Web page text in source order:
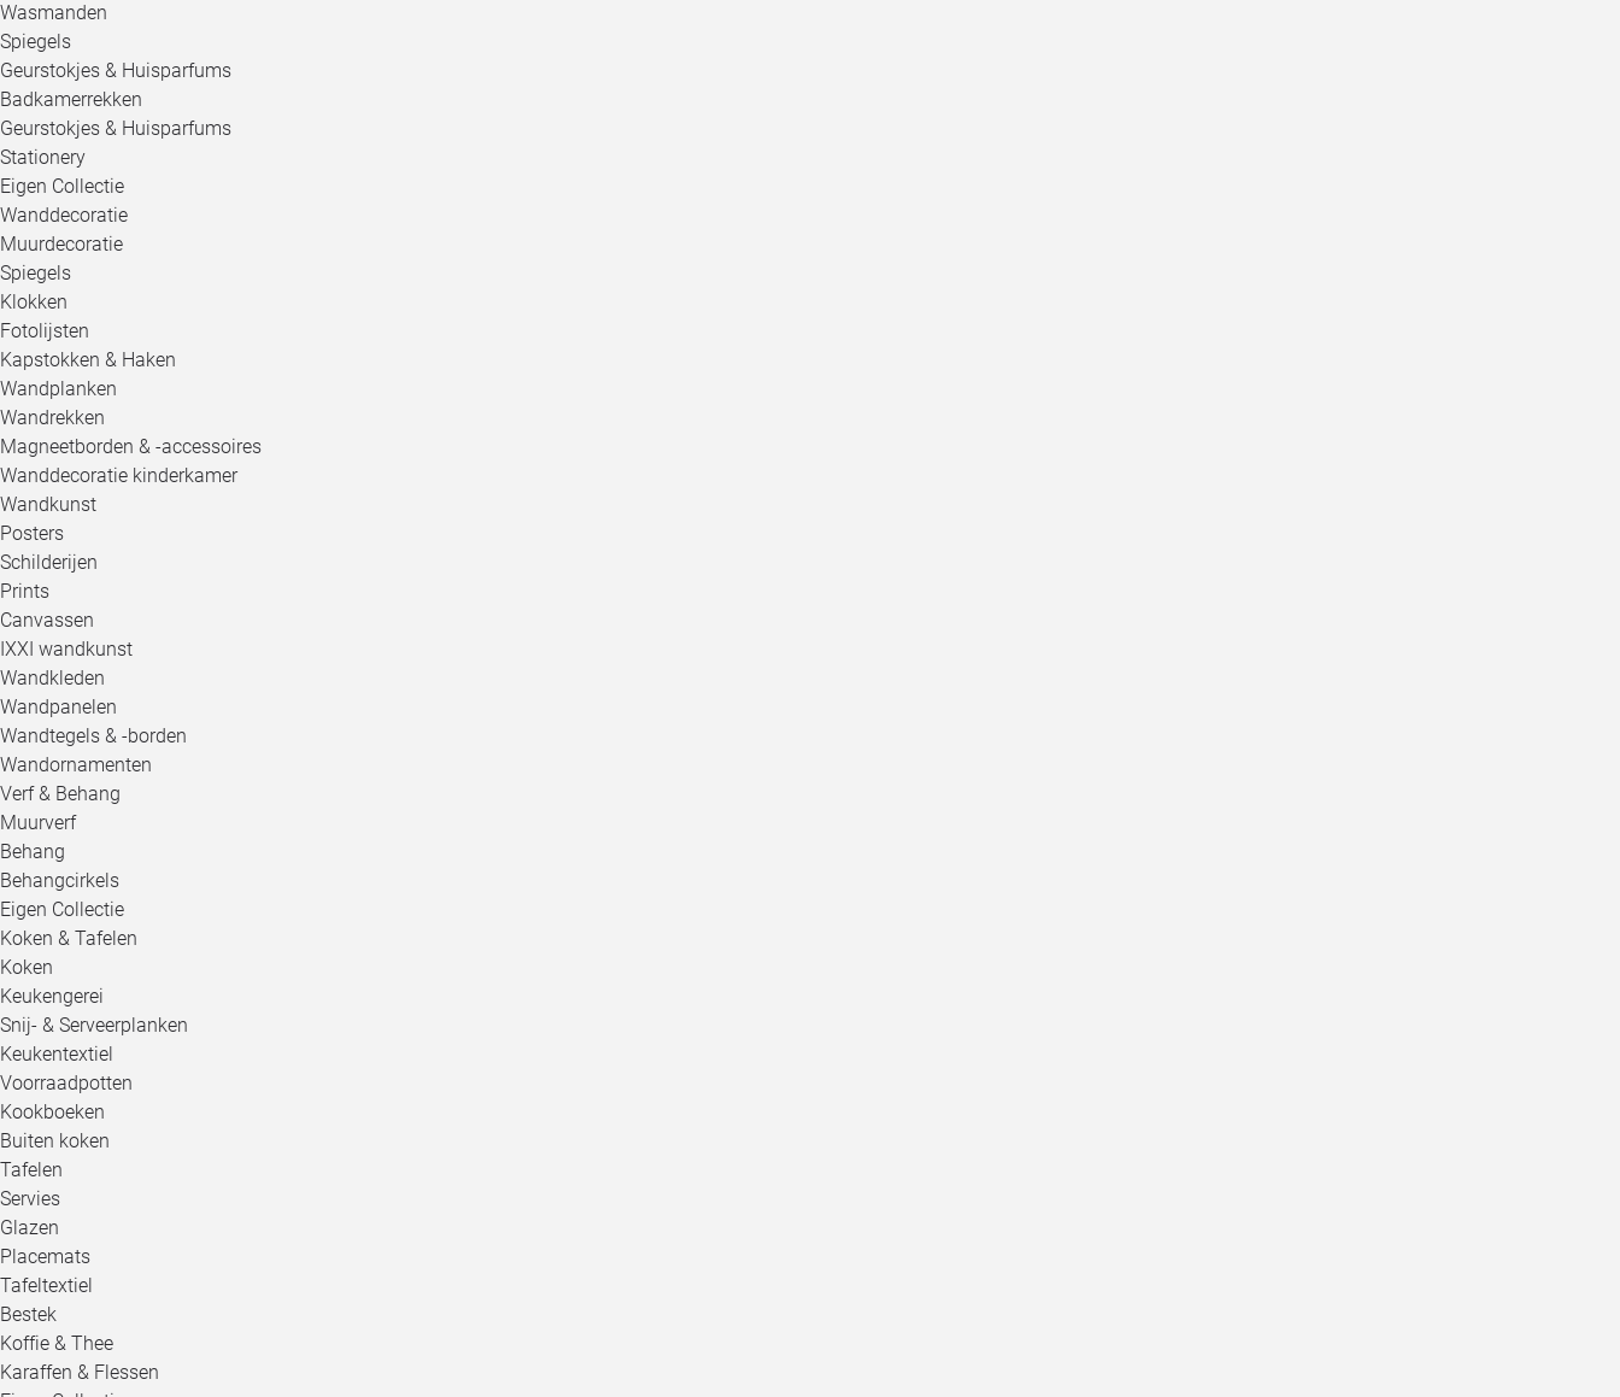
Wasmanden
Spiegels
Geurstokjes & Huisparfums
Badkamerrekken
Geurstokjes & Huisparfums
Stationery
Eigen Collectie
Wanddecoratie
Muurdecoratie
Spiegels
Klokken
Fotolijsten
Kapstokken & Haken
Wandplanken
Wandrekken
Magneetborden & -accessoires
Wanddecoratie kinderkamer
Wandkunst
Posters
Schilderijen
Prints
Canvassen
IXXI wandkunst
Wandkleden
Wandpanelen
Wandtegels & -borden
Wandornamenten
Verf & Behang
Muurverf
Behang
Behangcirkels
Eigen Collectie
Koken & Tafelen
Koken
Keukengerei
Snij- & Serveerplanken
Keukentextiel
Voorraadpotten
Kookboeken
Buiten koken
Tafelen
Servies
Glazen
Placemats
Tafeltextiel
Bestek
Koffie & Thee
Karaffen & Flessen